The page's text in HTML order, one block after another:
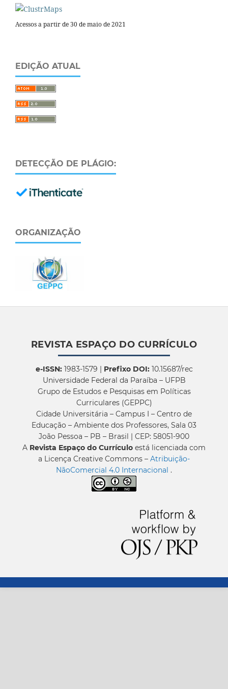
Acessos a partir de 30 de maio de 2021
EDIÇÃO ATUAL
DETECÇÃO DE PLÁGIO:
ORGANIZAÇÃO
REVISTA ESPAÇO DO CURRÍCULO
e-ISSN:1983-1579 | Prefixo DOI:10.15687/rec
Universidade Federal da Paraíba – UFPB
Grupo de Estudos e Pesquisas em Políticas
Curriculares (GEPPC)
Cidade Universitária – Campus I – Centro de
Educação – Ambiente dos Professores, Sala 03
João Pessoa – PB – Brasil | CEP: 58051-900
A Revista Espaço do Currículo está licenciada com
a Licença Creative Commons – Atribuição-
NãoComercial 4.0 Internacional .